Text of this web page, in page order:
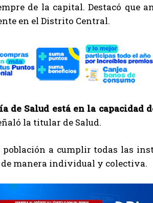
de la capital. Destacó que
en el Distrito Central.
de Salud está en la
la titular de Salud.
a cumplir todas las
manera individual y colectiva.